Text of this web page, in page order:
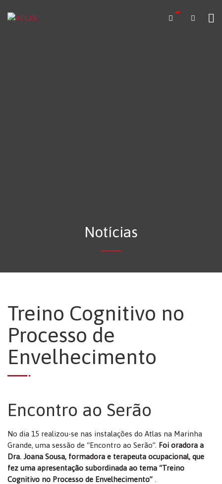
Notícias
Treino Cognitivo no
Processo de
Envelhecimento
Encontro ao Serão
No dia 15 realizou-se nas instalações do Atlas na Marinha
Grande, uma sessão de “Encontro ao Serão”. Foi oradora a
Dra. Joana Sousa, formadora e terapeuta ocupacional, que
fez uma apresentação subordinada ao tema “Treino
Cognitivo no Processo de Envelhecimento”